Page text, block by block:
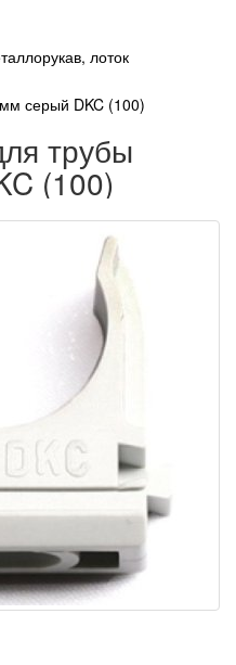
лоток
серый DKC (100)
трубы
(100)